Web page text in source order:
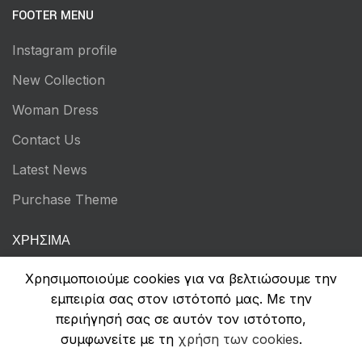
FOOTER MENU
Instagram profile
New Collection
Woman Dress
Contact Us
Latest News
Purchase Theme
ΧΡΉΣΙΜΑ
Τρόποι Πληρωμών
Αποστολή & Επιστροφές
Όροι Χρήσης
Χρησιμοποιούμε cookies για να βελτιώσουμε την
εμπειρία σας στον ιστότοπό μας. Με την
περιήγησή σας σε αυτόν τον ιστότοπο,
συμφωνείτε με τη χρήση των cookies.